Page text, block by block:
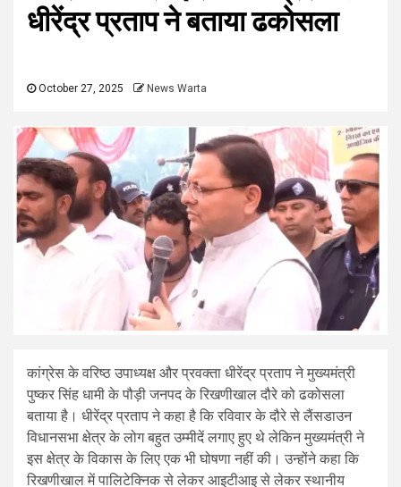
धीरेंद्र प्रताप ने बताया ढकोसला
October 27, 2025 News Warta
कांग्रेस के वरिष्ठ उपाध्यक्ष और प्रवक्ता धीरेंद्र प्रताप ने मुख्यमंत्री
पुष्कर सिंह धामी के पौड़ी जनपद के रिखणीखाल दौरे को ढकोसला
बताया है। धीरेंद्र प्रताप ने कहा है कि रविवार के दौरे से लैंसडाउन
विधानसभा क्षेत्र के लोग बहुत उम्मीदें लगाए हुए थे लेकिन मुख्यमंत्री ने
इस क्षेत्र के विकास के लिए एक भी घोषणा नहीं की। उन्होंने कहा कि
रिखणीखाल में पालिटेक्निक से लेकर आइटीआइ से लेकर स्थानीय